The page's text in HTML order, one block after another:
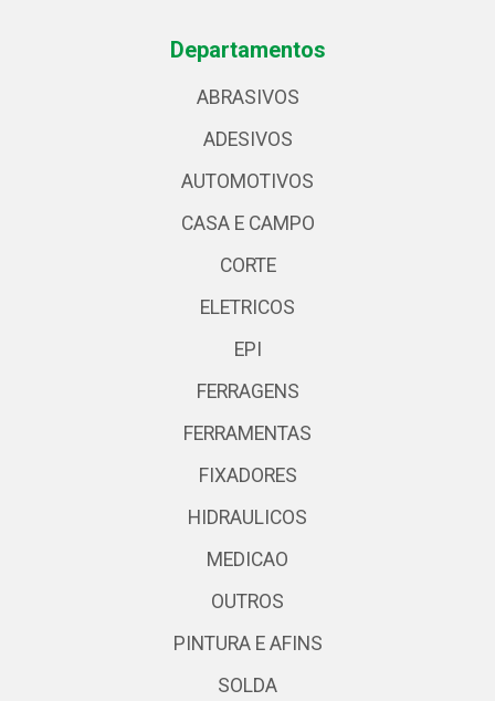
Departamentos
ABRASIVOS
ADESIVOS
AUTOMOTIVOS
CASA E CAMPO
CORTE
ELETRICOS
EPI
FERRAGENS
FERRAMENTAS
FIXADORES
HIDRAULICOS
MEDICAO
OUTROS
PINTURA E AFINS
SOLDA